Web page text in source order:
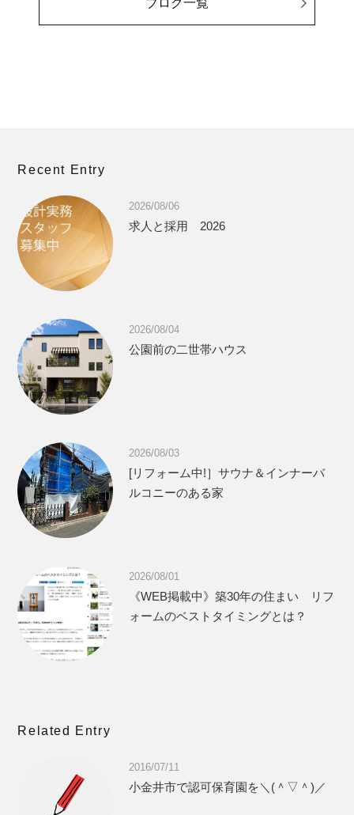
Recent Entry
2026/08/06
求人と採用 2026
2026/08/04
公園前の二世帯ハウス
2026/08/03
[リフォーム中!］サウナ＆インナーバ
ルコニーのある家
2026/08/01
《WEB掲載中》築30年の住まい リフ
ォームのベストタイミングとは？
Related Entry
2016/07/11
小金井市で認可保育園を＼(＾▽＾)／